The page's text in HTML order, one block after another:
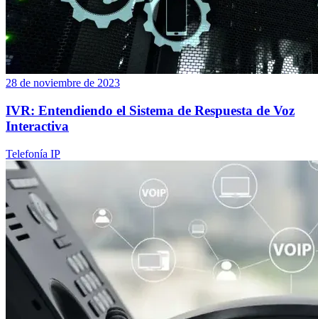
28 de noviembre de 2023
IVR: Entendiendo el Sistema de Respuesta de Voz
Interactiva
Telefonía IP